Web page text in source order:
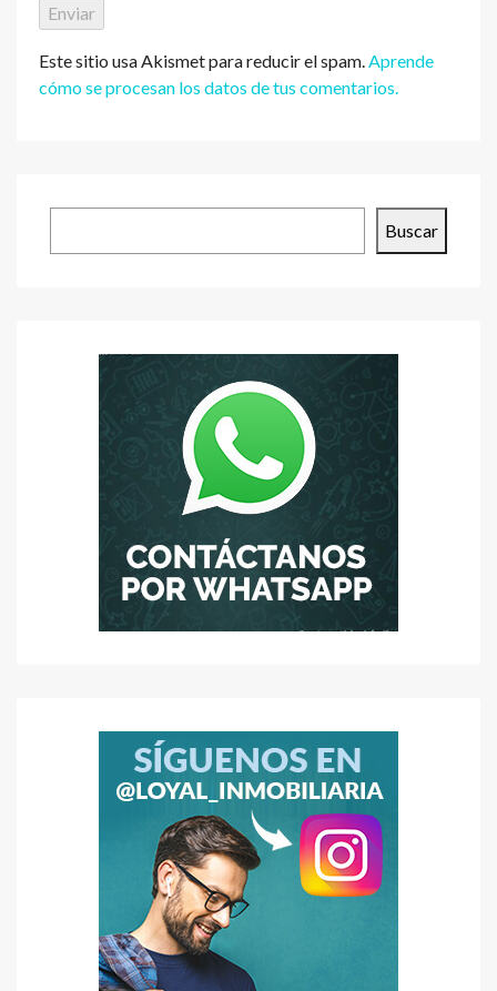
Este sitio usa Akismet para reducir el spam.Aprende
cómo se procesan los datos de tus comentarios.
Buscar